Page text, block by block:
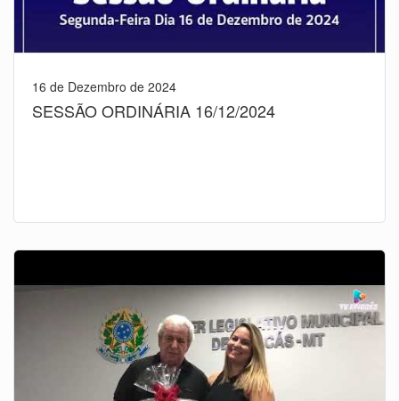
16 de Dezembro de 2024
SESSÃO ORDINÁRIA 16/12/2024